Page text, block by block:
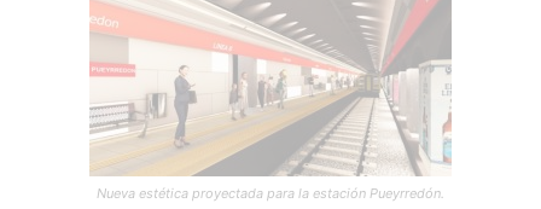
Nueva estética proyectada para la estación Pueyrredón.